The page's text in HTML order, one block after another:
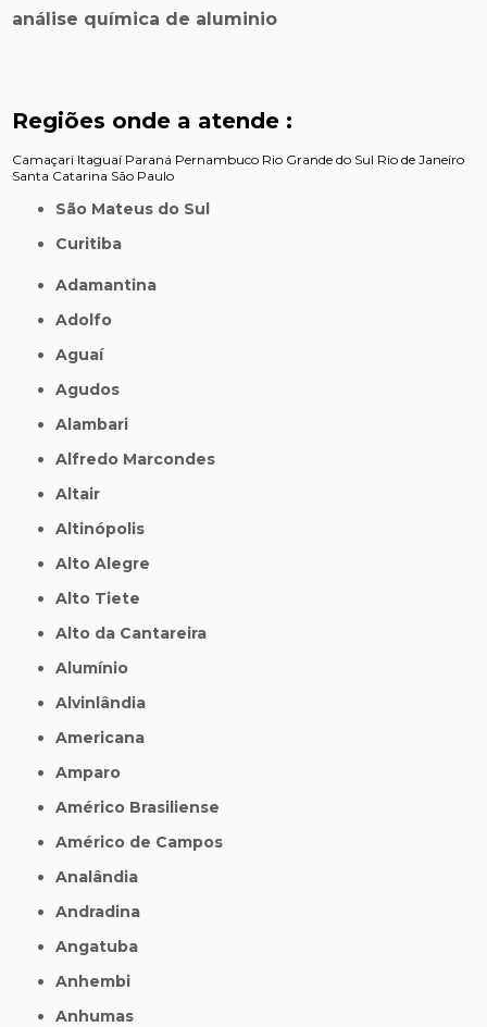
análise química de aluminio
Regiões onde a atende :
Camaçari Itaguaí Paraná Pernambuco Rio Grande do Sul Rio de Janeiro
Santa Catarina São Paulo
São Mateus do Sul
Curitiba
Adamantina
Adolfo
Aguaí
Agudos
Alambari
Alfredo Marcondes
Altair
Altinópolis
Alto Alegre
Alto Tiete
Alto da Cantareira
Alumínio
Alvinlândia
Americana
Amparo
Américo Brasiliense
Américo de Campos
Analândia
Andradina
Angatuba
Anhembi
Anhumas